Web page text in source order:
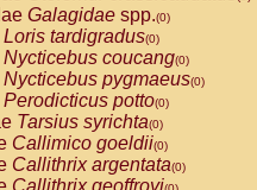
Galagidae spp.(0)
Loris tardigradus(0)
Nycticebus coucang(0)
Nycticebus pygmaeus(0)
Perodicticus potto(0)
Tarsius syrichta(0)
Callimico goeldii(0)
Callithrix argentata(0)
Callithrix geoffroyi